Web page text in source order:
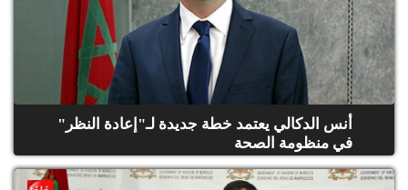
أنس الدكالي يعتمد خطة جديدة لـ"إعادة النظر"
في منظومة الصحة